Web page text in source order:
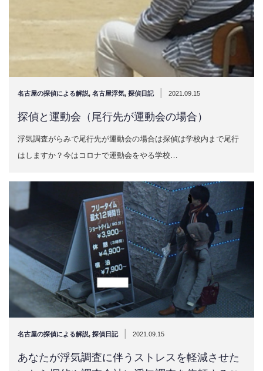
名古屋の探偵による解説, 名古屋浮気, 探偵日記 2021.09.15
探偵と運動会（尾行先が運動会の場合）
浮気調査がらみで尾行先が運動会の場合は探偵は学校内まで尾行
はしますか？今はコロナで運動会をやる学校…
名古屋の探偵による解説, 探偵日記 2021.09.15
あなたが浮気調査に伴うストレスを軽減させた